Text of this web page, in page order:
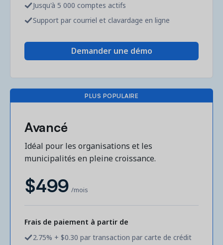
Demandez une démo
Obtenez une démonstration du logiciel d'inscription et
gestion le plus performant.
Étude de cas
Real Amilia customers. Inspiring stories.
Jusqu'à 5 000 comptes actifs
Support par courriel et clavardage en ligne
Demander une démo
PLUS POPULAIRE
Avancé
Idéal pour les organisations et les
municipalités en pleine croissance.
$499 /mois
Frais de paiement à partir de
2.75% + $0.30 par transaction par carte de crédit